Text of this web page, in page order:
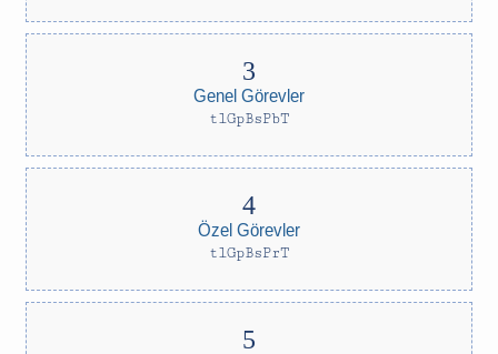
Genel Görevler
tlGpBsPbT
Özel Görevler
tlGpBsPrT